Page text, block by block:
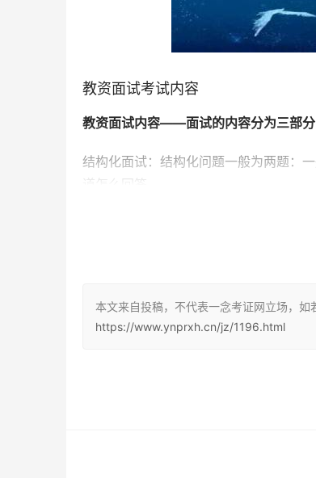
教资面试考试内容
教资面试内容——面试的内容分为三部
结构化面试：结构化问题一般为两题：
道怎么回答。
试讲：试讲环节当做真正在讲课，把考
本文来自投稿，不代表一念考证网立场，如
https://www.ynprxh.cn/jz/1196.html